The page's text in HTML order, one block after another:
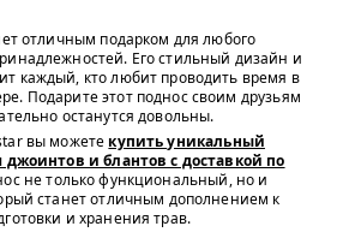
отличным подарком для любого
Его стильный дизайн и
каждый, кто любит проводить время в
Подарите этот поднос своим друзьям
останутся довольны.
вы можете купить уникальный
джоинтов и блантов с доставкой по
не только функциональный, но и
станет отличным дополнением к
и хранения трав.